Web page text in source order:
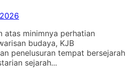
atas minimnya perhatian
budaya, KJB
penelusuran tempat bersejarah
sejarah...